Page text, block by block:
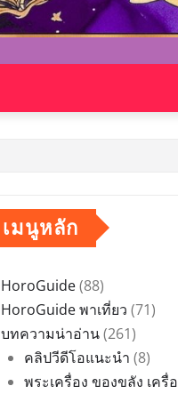
เมนูหลัก
HoroGuide(88)
HoroGuide พาเที่ยว (71)
บทความน่าอ่าน(261)
คลิปวีดีโอแนะนำ (8)
พระเครื่อง ของขลัง เครื่